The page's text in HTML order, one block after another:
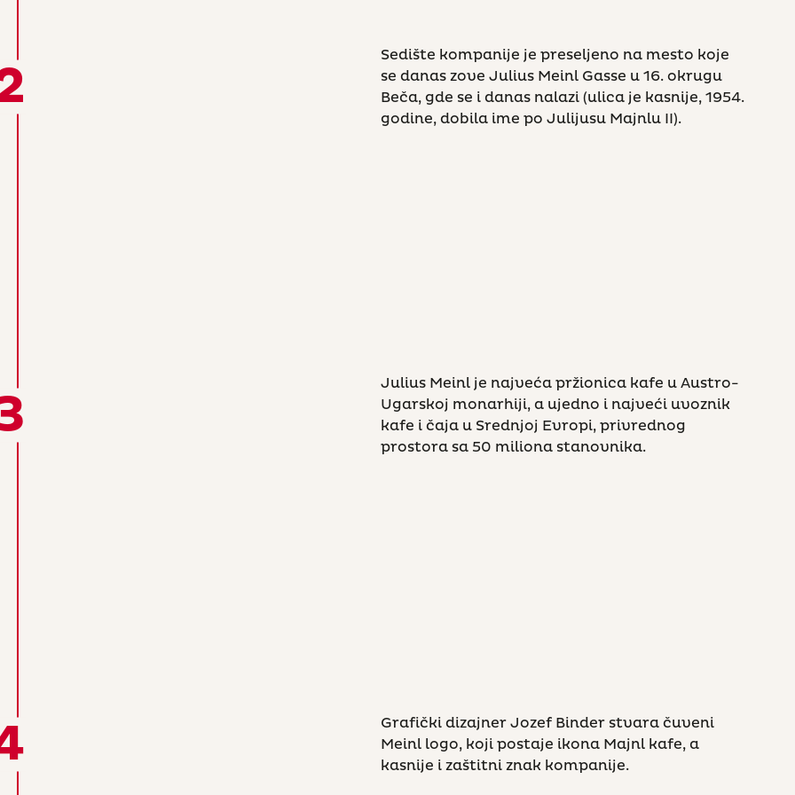
Sedište kompanije je preseljeno na mesto koje
se danas zove Julius Meinl Gasse u 16. okrugu
Beča, gde se i danas nalazi (ulica je kasnije, 1954.
godine, dobila ime po Julijusu Majnlu II).
Julius Meinl je najveća pržionica kafe u Austro-
Ugarskoj monarhiji, a ujedno i najveći uvoznik
kafe i čaja u Srednjoj Evropi, privrednog
prostora sa 50 miliona stanovnika.
Grafički dizajner Jozef Binder stvara čuveni
Meinl logo, koji postaje ikona Majnl kafe, a
kasnije i zaštitni znak kompanije.